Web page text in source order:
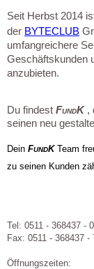
Seit Herbst 2014
der BYTECLUB
umfangreichere
Geschäftskunden
anzubieten.
Du findest FUNDK,
seinen neu
Dein FUNDKTeam
zu seinen Kunden
Tel: 0511 - 368437 - 0
Fax: 0511 - 368437 -
Öffnungszeiten: